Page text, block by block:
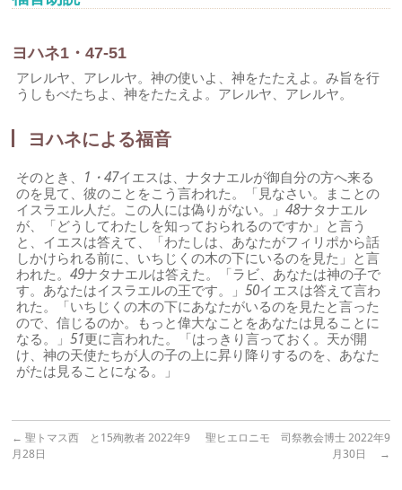
ヨハネ1・47-51
アレルヤ、アレルヤ。神の使いよ、神をたたえよ。み旨を行
うしもべたちよ、神をたたえよ。アレルヤ、アレルヤ。
ヨハネによる福音
そのとき、 1・47イエスは、ナタナエルが御自分の方へ来る
のを見て、彼のことをこう言われた。「見なさい。まことの
イスラエル人だ。この人には偽りがない。」48ナタナエル
が、「どうしてわたしを知っておられるのですか」と言う
と、イエスは答えて、「わたしは、あなたがフィリポから話
しかけられる前に、いちじくの木の下にいるのを見た」と言
われた。49ナタナエルは答えた。「ラビ、あなたは神の子で
す。あなたはイスラエルの王です。」50イエスは答えて言わ
れた。「いちじくの木の下にあなたがいるのを見たと言った
ので、信じるのか。もっと偉大なことをあなたは見ることに
なる。」51更に言われた。「はっきり言っておく。天が開
け、神の天使たちが人の子の上に昇り降りするのを、あなた
がたは見ることになる。」
← 聖トマス西 と15殉教者 2022年9
月28日
聖ヒエロニモ 司祭教会博士 2022年9
月30日
→